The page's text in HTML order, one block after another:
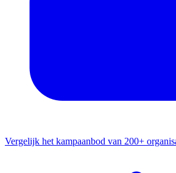
Vergelijk het kampaanbod van 200+